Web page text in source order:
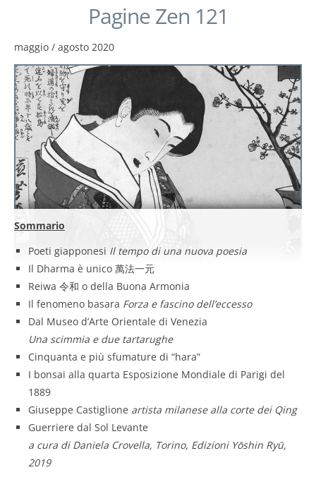
Pagine Zen 121
maggio / agosto 2020
Sommario
Poeti giapponesi Il tempo di una nuova poesia
Il Dharma è unico 萬法一元
Reiwa 令和 o della Buona Armonia
Il fenomeno basara Forza e fascino dell’eccesso
Dal Museo d’Arte Orientale di Venezia
Una scimmia e due tartarughe
Cinquanta e più sfumature di “hara”
I bonsai alla quarta Esposizione Mondiale di Parigi del
1889
Giuseppe Castiglione artista milanese alla corte dei Qing
Guerriere dal Sol Levante
a cura di Daniela Crovella, Torino, Edizioni Yōshin Ryū,
2019